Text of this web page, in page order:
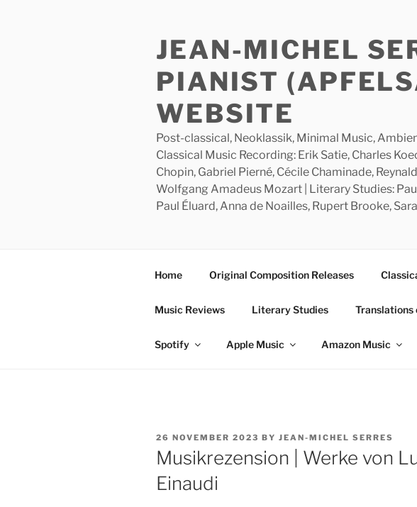
JEAN-MICHEL
PIANIST
WEBSITE
Post-classical, Neoklassik, Minimal Music,
Classical Music Recording: Erik Satie, Charles
Chopin, Gabriel Pierné, Cécile Chaminade,
Wolfgang Amadeus Mozart | Literary Studies:
Paul Éluard, Anna de Noailles, Rupert Brooke,
Home Original Composition Releases
Music Reviews Literary Studies Translations
Spotify Apple Music Amazon Music
POSTED
ON
26 NOVEMBER 2023 BY JEAN-MICHEL SERRES
Musikrezension | Werke von
Einaudi